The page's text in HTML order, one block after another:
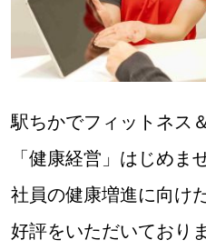
駅ちかでフィットネス
「健康経営」はじめま
社員の健康増進に向け
好評をいただいており